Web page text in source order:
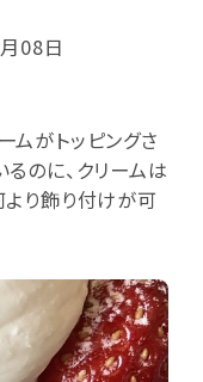
08日
ムがトッピングさ
のに、クリームは
より飾り付けが可